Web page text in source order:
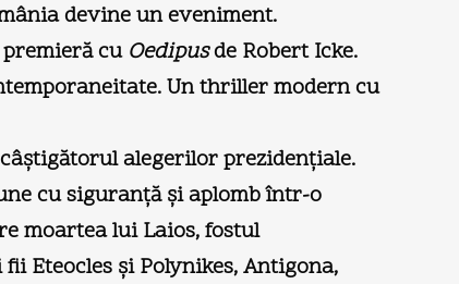
devine un eveniment.
cu Oedipusde Robert Icke.
Un thriller modern cu
alegerilor prezidenţiale.
cu siguranţă şi aplomb într-o
moartea lui Laios, fostul
Eteocles şi Polynikes, Antigona,